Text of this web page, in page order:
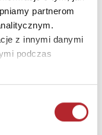
partnerom
z innymi danymi
podczas